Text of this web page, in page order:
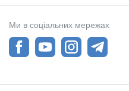
Ми в соціальних мережах